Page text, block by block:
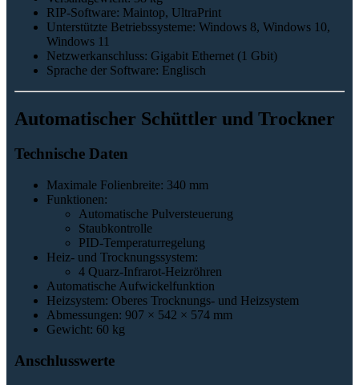
RIP-Software: Maintop, UltraPrint
Unterstützte Betriebssysteme: Windows 8, Windows 10,
Windows 11
Netzwerkanschluss: Gigabit Ethernet (1 Gbit)
Sprache der Software: Englisch
Automatischer Schüttler und Trockner
Technische Daten
Maximale Folienbreite: 340 mm
Funktionen:
Automatische Pulversteuerung
Staubkontrolle
PID-Temperaturregelung
Heiz- und Trocknungssystem:
4 Quarz-Infrarot-Heizröhren
Automatische Aufwickelfunktion
Heizsystem: Oberes Trocknungs- und Heizsystem
Abmessungen: 907 × 542 × 574 mm
Gewicht: 60 kg
Anschlusswerte